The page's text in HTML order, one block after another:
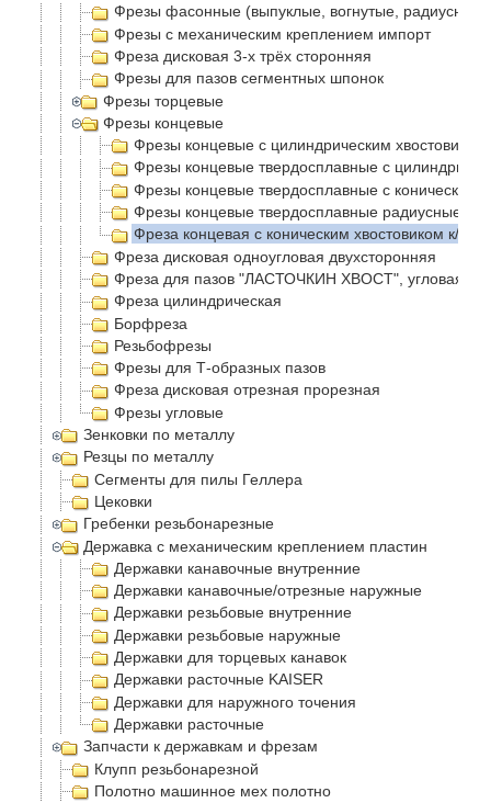
Фрезы фасонные (выпуклые, вогнутые, радиусные)
Фрезы с механическим креплением импорт
Фреза дисковая 3-х трёх сторонняя
Фрезы для пазов сегментных шпонок
Фрезы торцевые
Фрезы концевые
Фрезы концевые с цилиндрическим хвостовиком
Фрезы концевые твердосплавные с
Фрезы концевые твердосплавные с коническим
Фрезы концевые твердосплавные радиусные с
Фреза концевая с коническим хвостовиком к/х
Фреза дисковая одноугловая двухсторонняя
Фреза для пазов "ЛАСТОЧКИН ХВОСТ", угловая
Фреза цилиндрическая
Борфреза
Резьбофрезы
Фрезы для Т-образных пазов
Фреза дисковая отрезная прорезная
Фрезы угловые
Зенковки по металлу
Резцы по металлу
Сегменты для пилы Геллера
Цековки
Гребенки резьбонарезные
Державка с механическим креплением пластин
Державки канавочные внутренние
Державки канавочные/отрезные наружные
Державки резьбовые внутренние
Державки резьбовые наружные
Державки для торцевых канавок
Державки расточные KAISER
Державки для наружного точения
Державки расточные
Запчасти к державкам и фрезам
Клупп резьбонарезной
Полотно машинное мех полотно